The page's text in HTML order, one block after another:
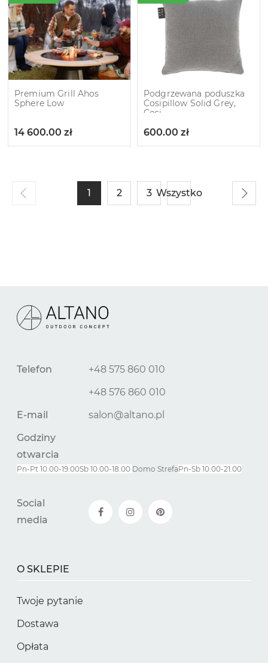
Premium Grill Ahos
Sphere Low
14 600.00 zł
Podgrzewana poduszka
Cosipillow Solid Grey,
Cosi
600.00 zł
1 2 3 Wszystko
Telefon
+48 575 860 010
+48 576 860 010
E-mail
salon@altano.pl
Godziny
otwarcia
Pn-Pt 10.00-19.00Sb 10.00-18.00 Domo StrefaPn-Sb 10.00-21.00
Social
media
O SKLEPIE
Twoje pytanie
Dostawa
Opłata